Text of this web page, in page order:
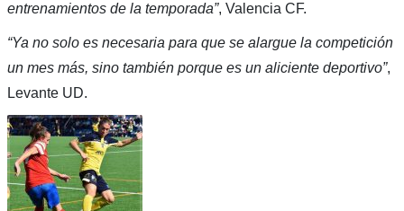
entrenamientos de la temporada”, Valencia CF.
“Ya no solo es necesaria para que se alargue la competición
un mes más, sino también porque es un aliciente deportivo”,
Levante UD.